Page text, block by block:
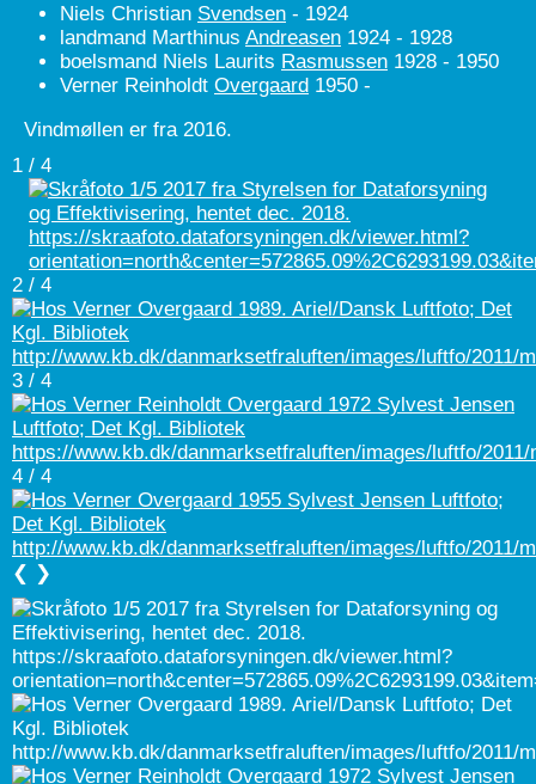
Niels Christian Svendsen - 1924
landmand Marthinus Andreasen 1924 - 1928
boelsmand Niels Laurits Rasmussen 1928 - 1950
Verner Reinholdt Overgaard 1950 -
Vindmøllen er fra 2016.
1 / 4
2 / 4
3 / 4
4 / 4
❮ ❯